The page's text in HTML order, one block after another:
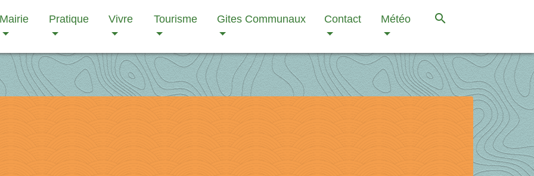
Mairie Pratique Vivre Tourisme Gites Communaux Contact Météo search